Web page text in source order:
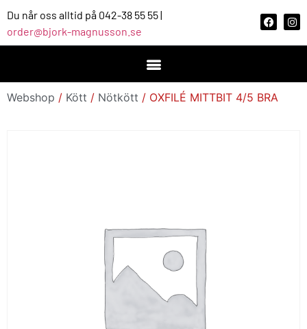
Du når oss alltid på 042-38 55 55 |
order@bjork-magnusson.se
Webshop / Kött / Nötkött / OXFILÉ MITTBIT 4/5 BRA